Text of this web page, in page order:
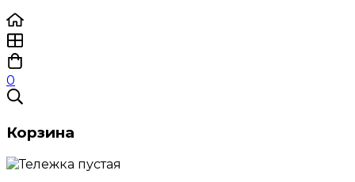
0
Корзина